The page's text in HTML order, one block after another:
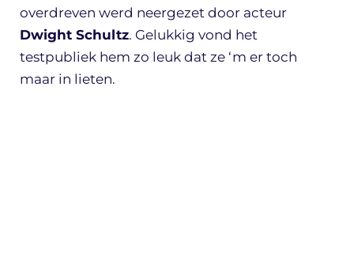
overdreven werd neergezet door acteur
Dwight Schultz. Gelukkig vond het
testpubliek hem zo leuk dat ze ‘m er toch
maar in lieten.